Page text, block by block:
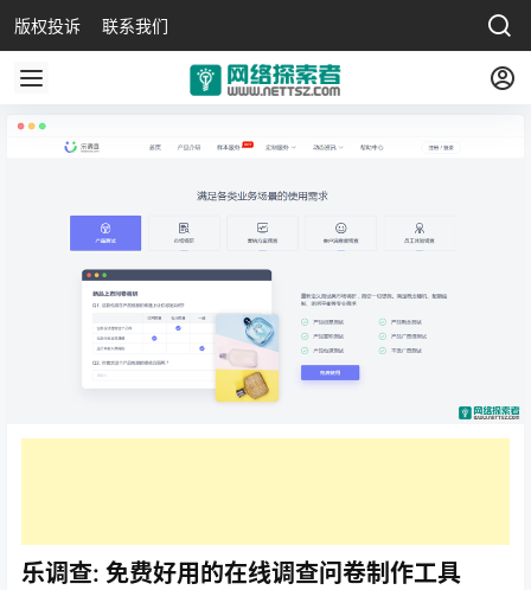
版权投诉 联系我们
乐调查: 免费好用的在线调查问卷制作工具